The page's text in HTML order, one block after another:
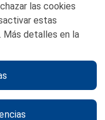
las cookies
estas
Más detalles en la